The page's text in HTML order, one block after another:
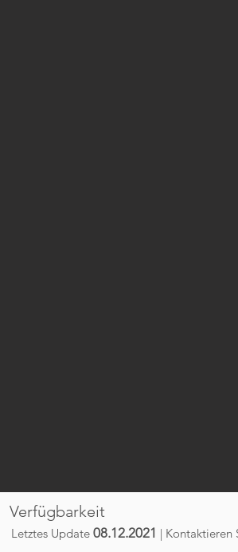
Verfügbarkeit
Letztes Update 08.12.2021 | Kontaktieren